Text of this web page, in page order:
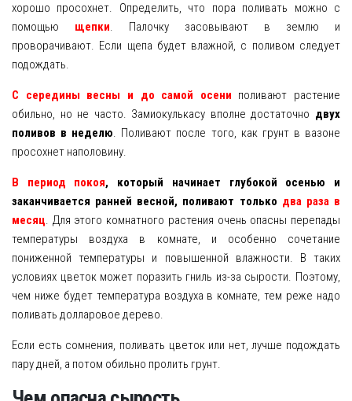
хорошо просохнет. Определить, что пора поливать можно с
помощью щепки. Палочку засовывают в землю и
проворачивают. Если щепа будет влажной, с поливом следует
подождать.
С середины весны и до самой осени поливают растение
обильно, но не часто. Замиокулькасу вполне достаточно двух
поливов в неделю. Поливают после того, как грунт в вазоне
просохнет наполовину.
В период покоя, который начинает глубокой осенью и
заканчивается ранней весной, поливают только два раза в
месяц. Для этого комнатного растения очень опасны перепады
температуры воздуха в комнате, и особенно сочетание
пониженной температуры и повышенной влажности. В таких
условиях цветок может поразить гниль из-за сырости. Поэтому,
чем ниже будет температура воздуха в комнате, тем реже надо
поливать долларовое дерево.
Если есть сомнения, поливать цветок или нет, лучше подождать
пару дней, а потом обильно пролить грунт.